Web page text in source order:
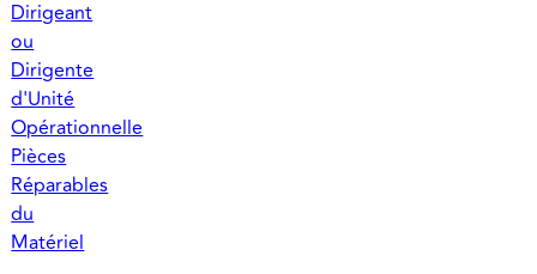
Dirigeant
ou
Dirigente
d'Unité
Opérationnelle
Pièces
Réparables
du
Matériel